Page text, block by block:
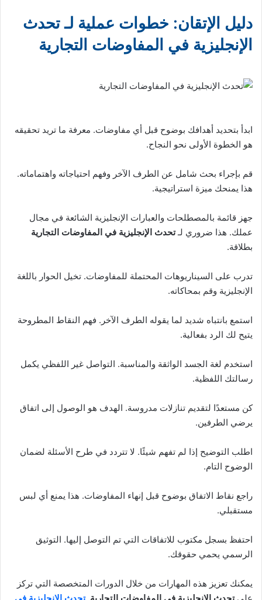
دليل الإتقان: خطوات عملية لـ تحدث
الإنجليزية في المفاوضات التجارية
ابدأ بتحديد أهدافك بوضوح قبل أي مفاوضات. معرفة ما تريد تحقيقه
هو الخطوة الأولى نحو النجاح.
قم بإجراء بحث شامل عن الطرف الآخر وفهم احتياجاته واهتماماته.
هذا يمنحك ميزة استراتيجية.
جهز قائمة بالمصطلحات والعبارات الإنجليزية الشائعة في مجال
عملك. هذا ضروري لـتحدث الإنجليزية في المفاوضات التجارية
بطلاقة.
تدرب على السيناريوهات المحتملة للمفاوضات. تخيل الحوار باللغة
الإنجليزية وقم بمحاكاته.
استمع بانتباه شديد لما يقوله الطرف الآخر. فهم النقاط المطروحة
يتيح لك الرد بفعالية.
استخدم لغة الجسد الواثقة والمناسبة. التواصل غير اللفظي يكمل
رسالتك اللفظية.
كن مستعدًا لتقديم تنازلات مدروسة. الهدف هو الوصول إلى اتفاق
يرضي الطرفين.
اطلب التوضيح إذا لم تفهم شيئًا. لا تتردد في طرح الأسئلة لضمان
الوضوح التام.
راجع نقاط الاتفاق بوضوح قبل إنهاء المفاوضات. هذا يمنع أي لبس
مستقبلي.
احتفظ بسجل مكتوب للاتفاقات التي تم التوصل إليها. التوثيق
الرسمي يحمي حقوقك.
يمكنك تعزيز هذه المهارات من خلال الدورات المتخصصة التي تركز
علىتحدث الإنجليزية في المفاوضات التجارية .تحدث الإنجليزية في